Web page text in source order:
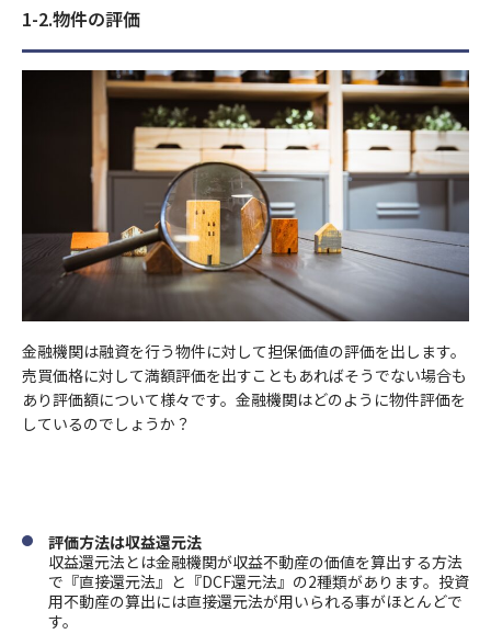
1-2.物件の評価
金融機関は融資を行う物件に対して担保価値の評価を出します。
売買価格に対して満額評価を出すこともあればそうでない場合も
あり評価額について様々です。金融機関はどのように物件評価を
しているのでしょうか？
評価方法は収益還元法
収益還元法とは金融機関が収益不動産の価値を算出する方法
で『直接還元法』と『DCF還元法』の2種類があります。投資
用不動産の算出には直接還元法が用いられる事がほとんどで
す。
2023年4月
(代理店) セットライフエージェンシー株式会社
(所在地) 東京都千代田区飯田橋1-3-7 JC九段下ビル8Ｆ
(電話番号) 03-5357-1971
(受付時間) 10時〜 20時